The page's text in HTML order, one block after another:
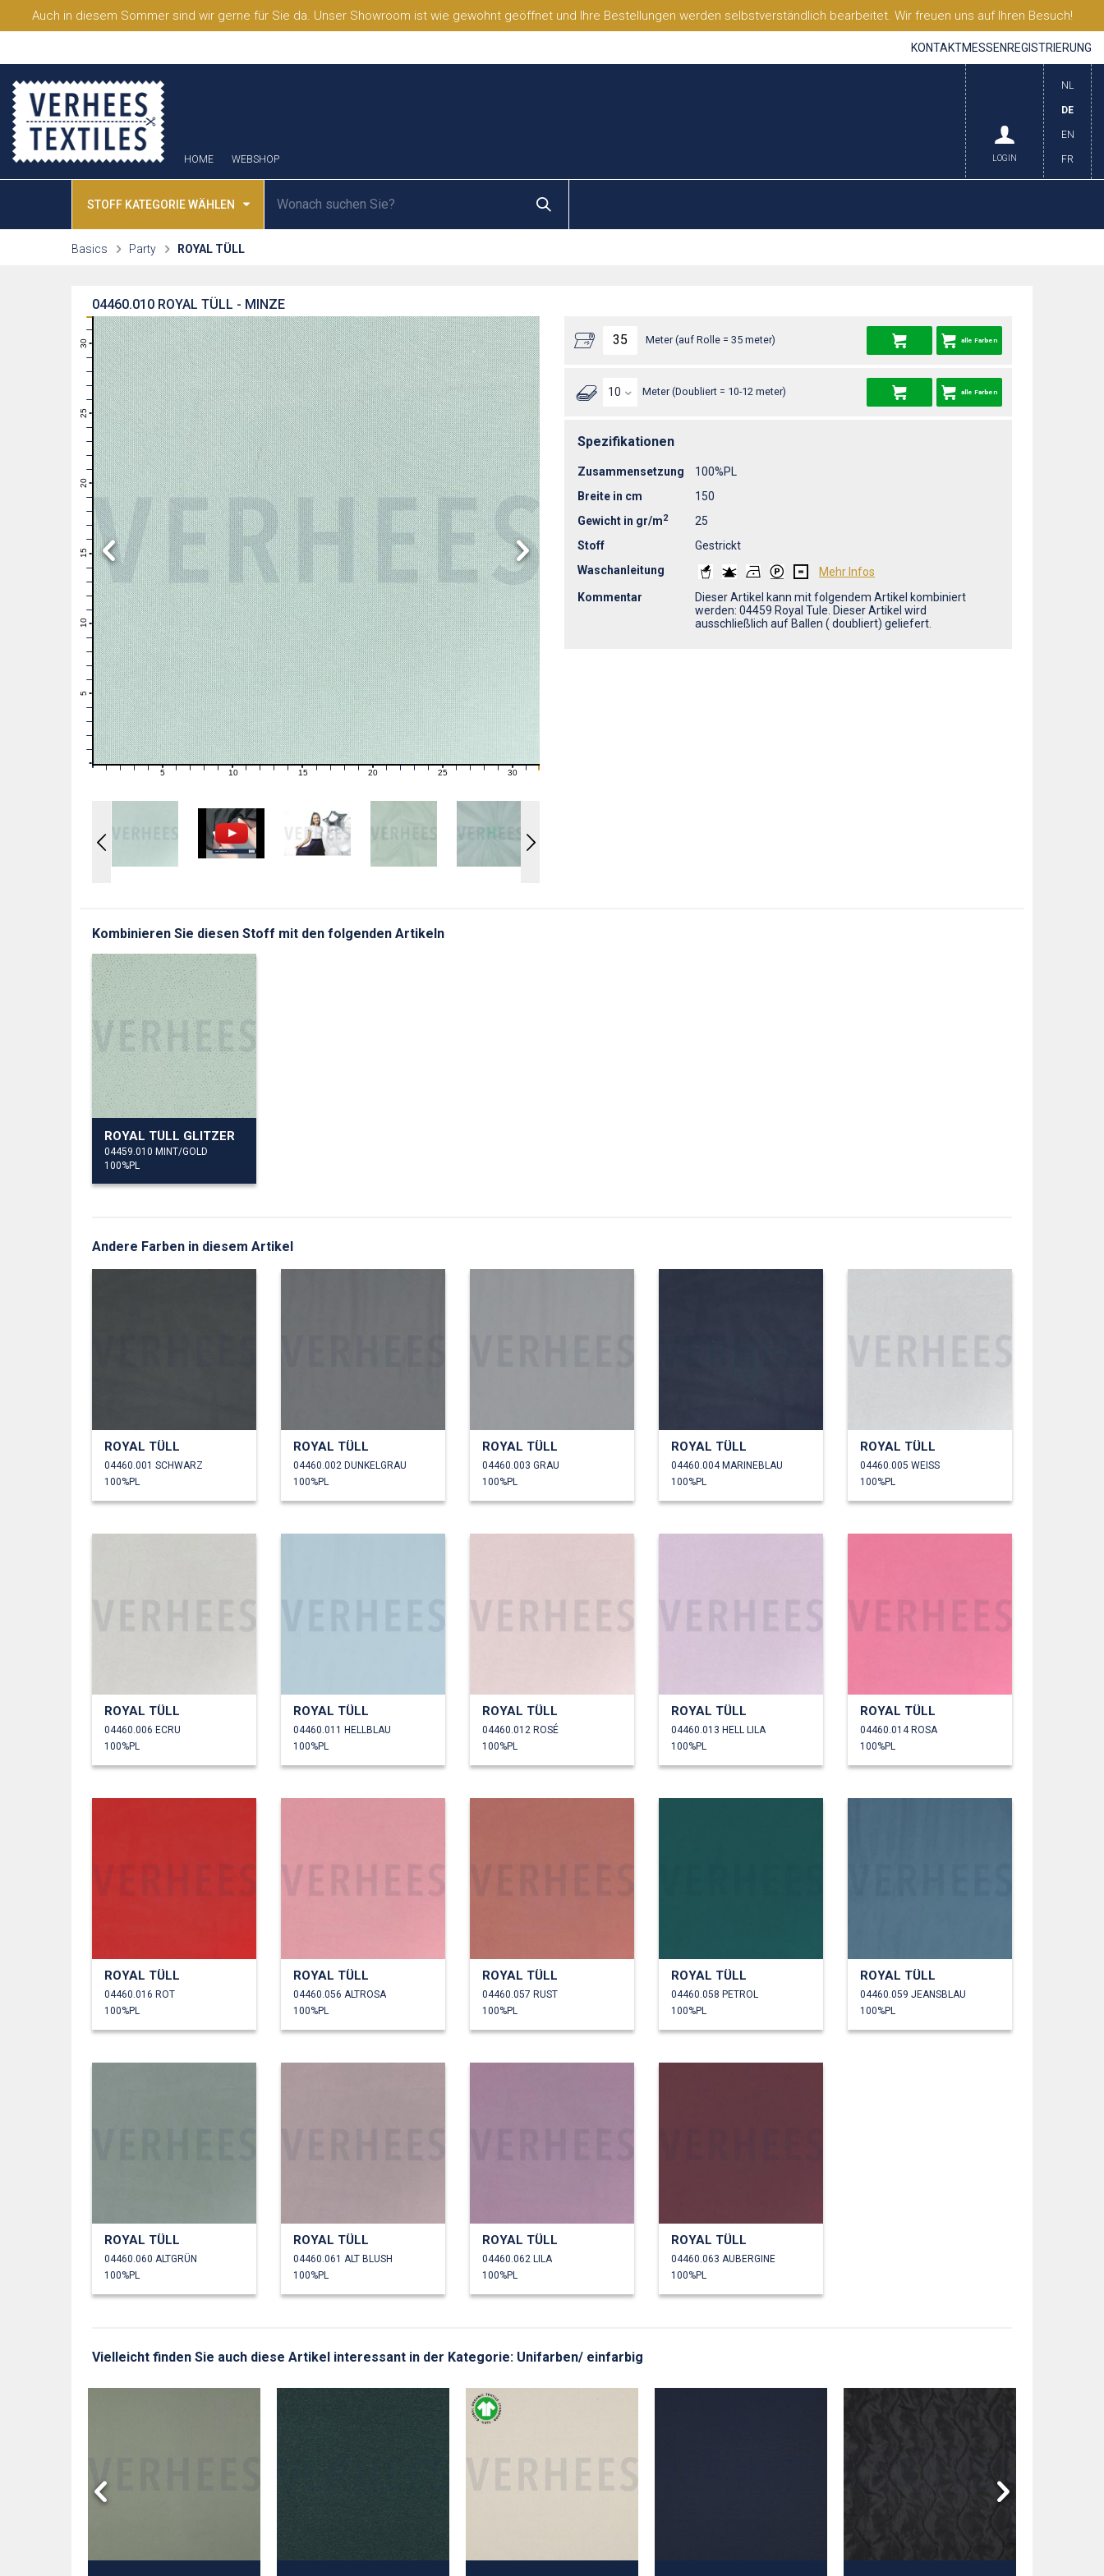
Auch in diesem Sommer sind wir gerne für Sie da. Unser Showroom ist wie gewohnt geöffnet und Ihre Bestellungen werden selbstverständlich bearbeitet. Wir freuen uns auf Ihren Besuch!
KONTAKTMESSEN REGISTRIERUNG
HOME WEBSHOP
NL
DE
EN
FR
LOGIN
STOFF KATEGORIE WÄHLEN
Basics Party ROYAL TÜLL
ROYAL TÜLL - MINZE
04460.010
0
1
2
4
6
7
8
9
10
11
12
13
14
15
16
17
18
19
20
21
22
23
24
25
26
27
28
29
30
31
0 1 2 3 4 5 6 7 8 9 10 11 12 13 14 15 16 17 18 19 20 21 22 23 24 25 26 27 28 29 31
Meter (auf Rolle = 35 meter) alle Farben
Meter (Doubliert = 10-12 meter) alle Farben
Spezifikationen
Zusammensetzung
100%PL
Breite in cm
150
Gewicht in gr/m2
25
Stoff
Gestrickt
Waschanleitung
Mehr Infos
Kommentar
Dieser Artikel kann mit folgendem Artikel kombiniert
werden: 04459 Royal Tule. Dieser Artikel wird
ausschließlich auf Ballen ( doubliert) geliefert.
Kombinieren Sie diesen Stoff mit den folgenden Artikeln
ROYAL TÜLL GLITZER
04459.010 MINT/GOLD
100%PL
Andere Farben in diesem Artikel
ROYAL TÜLL
04460.001 SCHWARZ
100%PL
ROYAL TÜLL
04460.002 DUNKELGRAU
100%PL
ROYAL TÜLL
04460.003 GRAU
100%PL
ROYAL TÜLL
04460.004 MARINEBLAU
100%PL
ROYAL TÜLL
04460.005 WEISS
100%PL
ROYAL TÜLL
04460.006 ECRU
100%PL
ROYAL TÜLL
04460.011 HELLBLAU
100%PL
ROYAL TÜLL
04460.012 ROSÉ
100%PL
ROYAL TÜLL
04460.013 HELL LILA
100%PL
ROYAL TÜLL
04460.014 ROSA
100%PL
ROYAL TÜLL
04460.016 ROT
100%PL
ROYAL TÜLL
04460.056 ALTROSA
100%PL
ROYAL TÜLL
04460.057 RUST
100%PL
ROYAL TÜLL
04460.058 PETROL
100%PL
ROYAL TÜLL
04460.059 JEANSBLAU
100%PL
ROYAL TÜLL
04460.060 ALTGRÜN
100%PL
ROYAL TÜLL
04460.061 ALT BLUSH
100%PL
ROYAL TÜLL
04460.062 LILA
100%PL
ROYAL TÜLL
04460.063 AUBERGINE
100%PL
Vielleicht finden Sie auch diese Artikel interessant in der Kategorie: Unifarben/ einfarbig